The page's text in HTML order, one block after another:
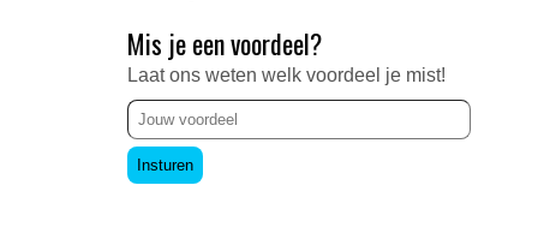
Mis je een voordeel?
Laat ons weten welk voordeel je mist!
Insturen